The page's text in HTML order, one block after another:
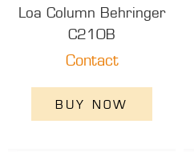
Loa Column Behringer
C210B
Contact
BUY NOW